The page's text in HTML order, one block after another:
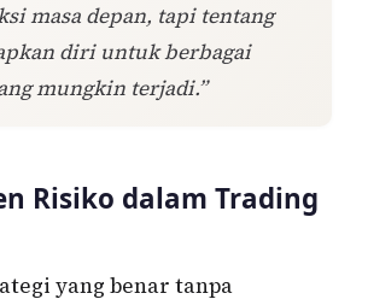
masa depan, tapi tentang
diri untuk berbagai
mungkin terjadi.”
Risiko dalam Trading
yang benar tanpa